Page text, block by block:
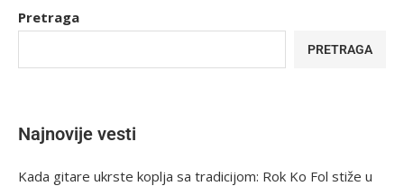
Pretraga
PRETRAGA
Najnovije vesti
Kada gitare ukrste koplja sa tradicijom: Rok Ko Fol stiže u